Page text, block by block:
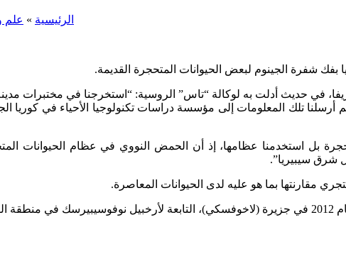
الرئيسية » علم
شفرة الجينوم لبعض الحيوانات المتحجرة القديمة.
في حديث أدلت به لوكالة “تاس” الروسية: “استخرجنا في مختبرات
تلك المعلومات إلى مؤسسة دراسات تكنولوجيا الأحياء في كوريا
بل استخدمنا عظامها، إذ أن الحمض النووي في عظام الحيوانات
شرق سيبيريا”.
مقارنتها بما هو عليه لدى الحيوانات المعاصرة.